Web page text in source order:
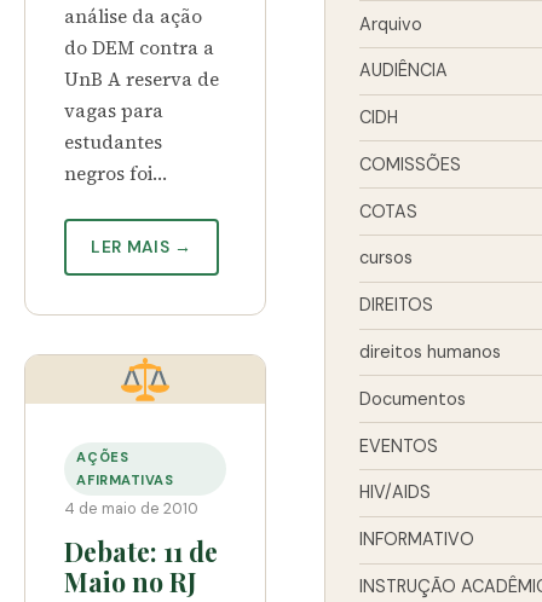
análise da ação
do DEM contra a
UnB A reserva de
vagas para
estudantes
negros foi…
LER MAIS →
AÇÕES
AFIRMATIVAS
4 de maio de 2010
Debate: 11 de
Maio no RJ
Arquivo
AUDIÊNCIA
CIDH
COMISSÕES
COTAS
cursos
DIREITOS
direitos humanos
Documentos
EVENTOS
HIV/AIDS
INFORMATIVO
INSTRUÇÃO